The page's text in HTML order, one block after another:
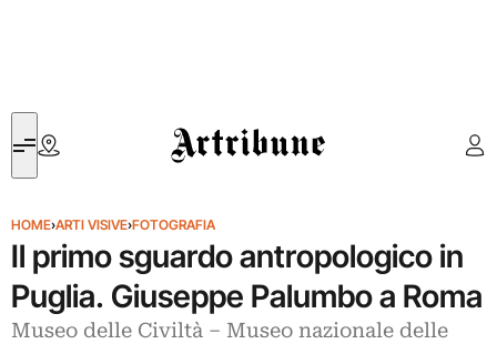
Artribune
HOME›ARTI VISIVE›FOTOGRAFIA
Il primo sguardo antropologico in
Puglia. Giuseppe Palumbo a Roma
Museo delle Civiltà ‒ Museo nazionale delle